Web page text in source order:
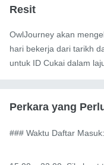
Resit
OwlJourney akan
hari bekerja dari tarikh
untuk ID Cukai dalam
Perkara yang
### Waktu Daftar Masuk: